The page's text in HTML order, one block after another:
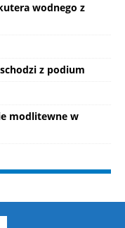
wodnego z
z podium
modlitewne w